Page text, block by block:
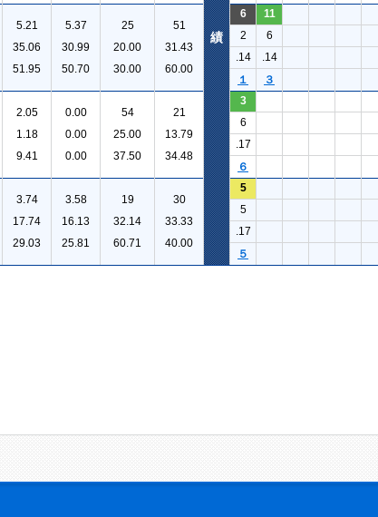
5.21
35.06
51.95
5.37
30.99
50.70
25
20.00
30.00
51
31.43
60.00
6 11
2
6
.14
.14
１
３
2.05
1.18
9.41
0.00
0.00
0.00
54
25.00
37.50
21
13.79
34.48
3
6
.17
６
3.74
17.74
29.03
3.58
16.13
25.81
19
32.14
60.71
30
33.33
40.00
5
5
.17
５
績